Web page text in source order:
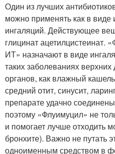
Один из лучших
можно применять как в виде
ингаляций. Действующее
глицинат ацетилцистеинат.
ИТ» назначают в виде
таких заболеваниях
органов, как влажный
средний отит, синусит,
препарате удачно
поэтому «Флуимуцил» не
и помогает лучше отходить
бронхите). Важно не путать
одноименным средством в